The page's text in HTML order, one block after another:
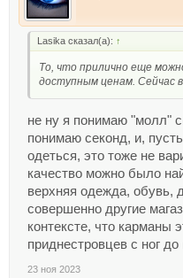
Lasika сказал(а): ↑
То, что прилично еще
доступным ценам. Сейчас
не ну я понимаю "молл"
понимаю секонд, и,
одеться, это тоже не
качество можно было
верхняя одежда, обувь,
совершенно другие
контексте, что карманы
приднестровцев с ног
23 ноя 2023